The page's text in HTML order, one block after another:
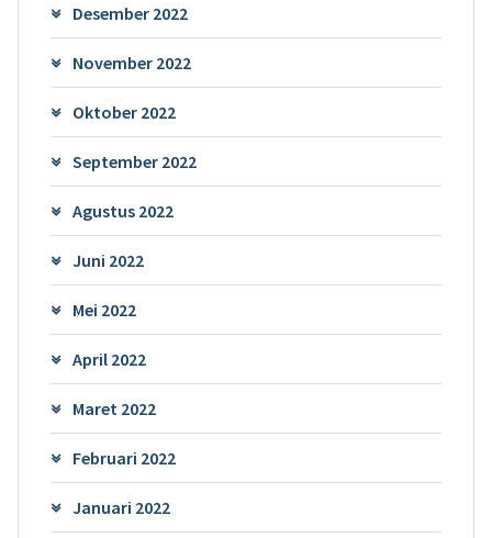
Desember 2022
November 2022
Oktober 2022
September 2022
Agustus 2022
Juni 2022
Mei 2022
April 2022
Maret 2022
Februari 2022
Januari 2022